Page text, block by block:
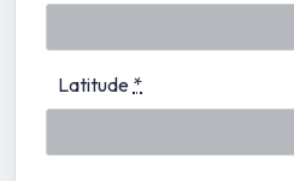
Latitude *